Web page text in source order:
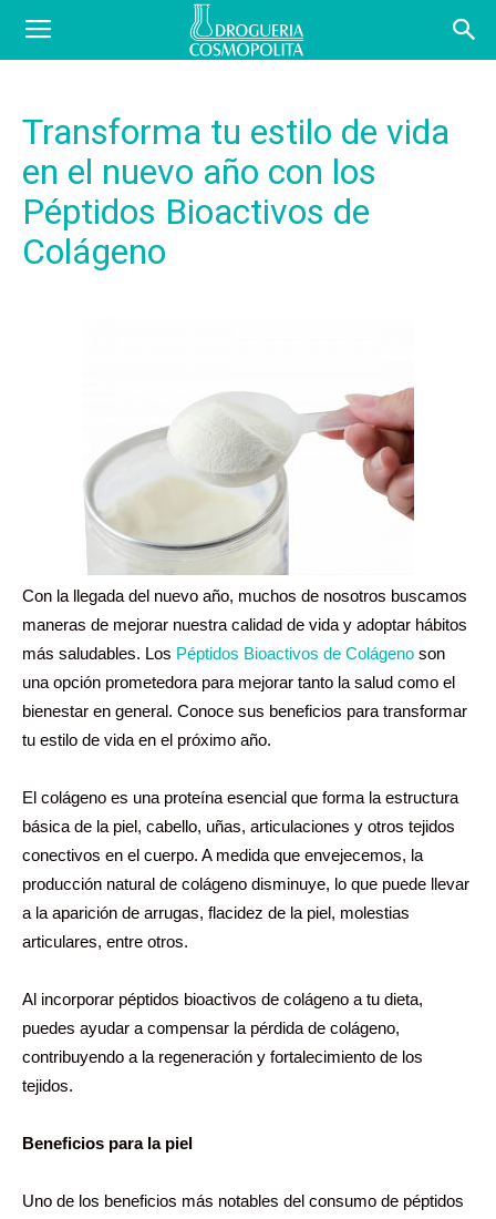
COSBLOG
Transforma tu estilo de vida
en el nuevo año con los
Péptidos Bioactivos de
Colágeno
Con la llegada del nuevo año, muchos de nosotros buscamos
maneras de mejorar nuestra calidad de vida y adoptar hábitos
más saludables. Los Péptidos Bioactivos de Colágeno son
una opción prometedora para mejorar tanto la salud como el
bienestar en general. Conoce sus beneficios para transformar
tu estilo de vida en el próximo año.
El colágeno es una proteína esencial que forma la estructura
básica de la piel, cabello, uñas, articulaciones y otros tejidos
conectivos en el cuerpo. A medida que envejecemos, la
producción natural de colágeno disminuye, lo que puede llevar
a la aparición de arrugas, flacidez de la piel, molestias
articulares, entre otros.
Al incorporar péptidos bioactivos de colágeno a tu dieta,
puedes ayudar a compensar la pérdida de colágeno,
contribuyendo a la regeneración y fortalecimiento de los
tejidos.
Beneficios para la piel
Uno de los beneficios más notables del consumo de péptidos